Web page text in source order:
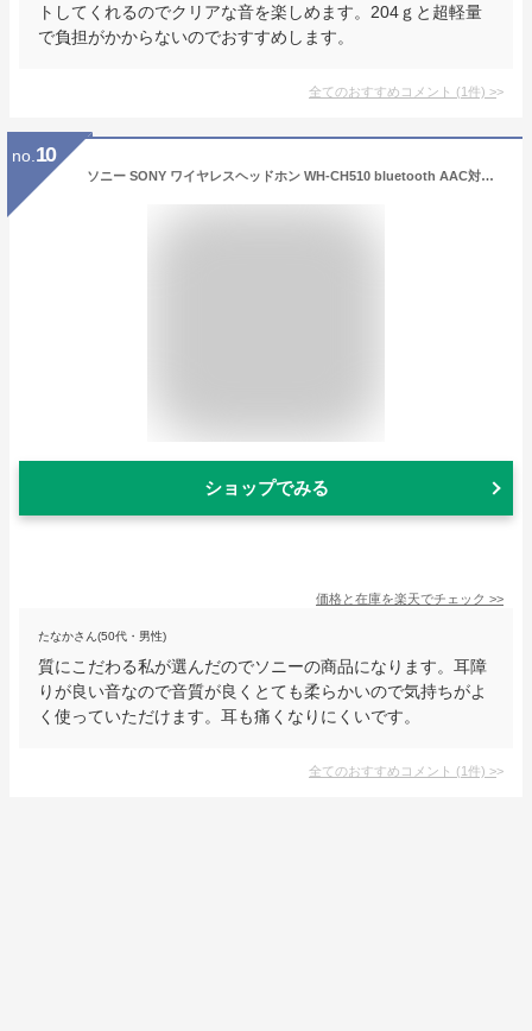
トしてくれるのでクリアな音を楽しめます。204ｇと超軽量
で負担がかからないのでおすすめします。
全てのおすすめコメント (1件) >
no. 10
ソニー SONY ワイヤレスヘッドホン WH-CH510 bluetooth AAC対応 最大35時間 連続再生 2019年モデル マイク付き ブラック 生産終了 コンパクト B 高音質 ヘッドホン ワイヤレス 軽量 マイク 持ち運び ソニーワイヤレスヘッドホン 無線ヘッドフォン ワイヤレスヘッドフォン
ショップでみる
価格と在庫を楽天でチェック >>
たなかさん(50代・男性)
質にこだわる私が選んだのでソニーの商品になります。耳障
りが良い音なので音質が良くとても柔らかいので気持ちがよ
く使っていただけます。耳も痛くなりにくいです。
全てのおすすめコメント (1件) >